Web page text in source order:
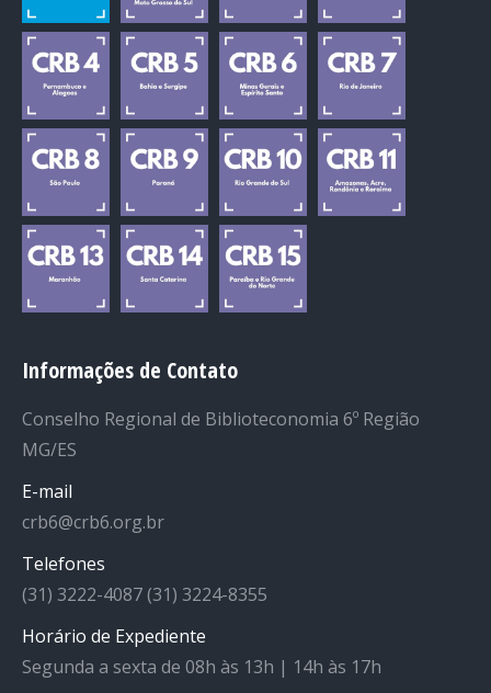
Informações de Contato
Conselho Regional de Biblioteconomia 6º Região
MG/ES
E-mail
crb6@crb6.org.br
Telefones
(31) 3222-4087 (31) 3224-8355
Horário de Expediente
Segunda a sexta de 08h às 13h | 14h às 17h